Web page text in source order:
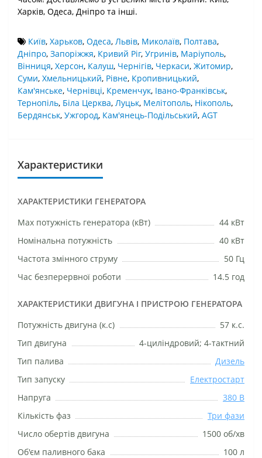
Харків, Одеса, Дніпро та інші.
Київ, Харьков, Одеса, Львів, Миколаїв, Полтава,
Дніпро, Запоріжжя, Кривий Ріг, Угринів, Маріуполь,
Вінниця, Херсон, Калуш, Чернігів, Черкаси, Житомир,
Суми, Хмельницький, Рівне, Кропивницький,
Кам'янське, Чернівці, Кременчук, Івано-Франківськ,
Тернопіль, Біла Церква, Луцьк, Мелітополь, Нікополь,
Бердянськ, Ужгород, Кам'янець-Подільський, AGT
Характеристики
ХАРАКТЕРИСТИКИ ГЕНЕРАТОРА
Маx потужність генератора (кВт)
44 кВт
Номінальна потужність
40 кВт
Частота змінного струму
50 Гц
Час безперервної роботи
14.5 год
ХАРАКТЕРИСТИКИ ДВИГУНА І ПРИСТРОЮ ГЕНЕРАТОРА
Потужність двигуна (к.с)
57 к.с.
Тип двигуна
4-циліндровий; 4-тактний
Тип палива
Дизель
Тип запуску
Електростарт
Напруга
380 В
Кількість фаз
Три фази
Число обертів двигуна
1500 об/хв
Об'єм паливного бака
100 л